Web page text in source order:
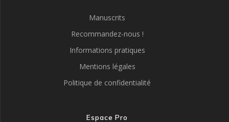
Manuscrits
Recommandez-nous !
Informations pratiques
Mentions légales
Politique de confidentialité
Espace Pro